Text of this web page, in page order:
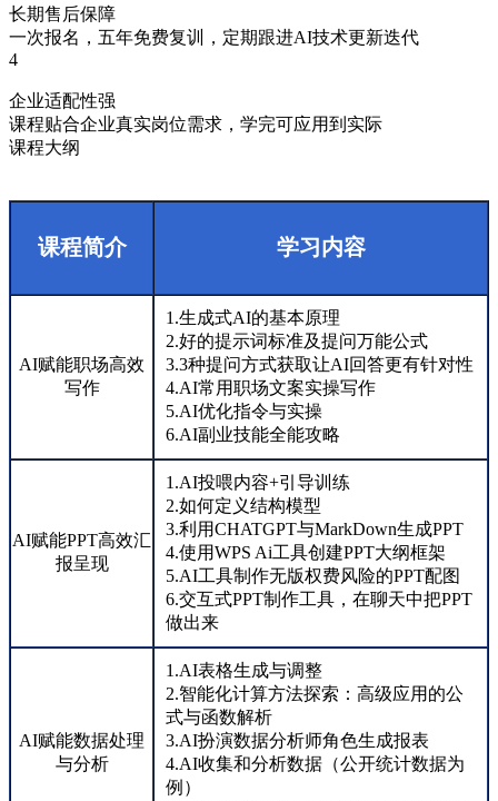
长期售后保障
一次报名，五年免费复训，定期跟进AI技术更新迭代
4
企业适配性强
课程贴合企业真实岗位需求，学完可应用到实际
课程大纲
课程简介 学习内容
AI赋能职场高效
写作
1.生成式AI的基本原理
2.好的提示词标准及提问万能公式
3.3种提问方式获取让AI回答更有针对性
4.AI常用职场文案实操写作
5.AI优化指令与实操
6.AI副业技能全能攻略
AI赋能PPT高效汇
报呈现
1.AI投喂内容+引导训练
2.如何定义结构模型
3.利用CHATGPT与MarkDown生成PPT
4.使用WPS Ai工具创建PPT大纲框架
5.AI工具制作无版权费风险的PPT配图
6.交互式PPT制作工具，在聊天中把PPT
做出来
AI赋能数据处理
与分析
1.AI表格生成与调整
2.智能化计算方法探索：高级应用的公
式与函数解析
3.AI扮演数据分析师角色生成报表
4.AI收集和分析数据（公开统计数据为
例）